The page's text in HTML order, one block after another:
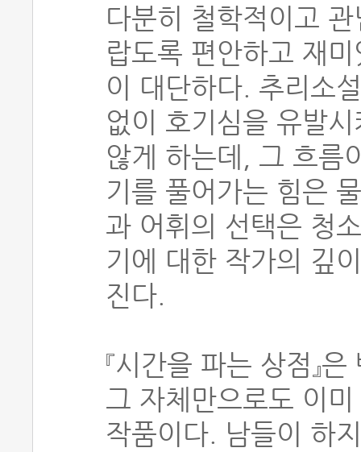
다분히 철학적이고
랍도록 편안하고 재
이 대단하다. 추리소
없이 호기심을 유발
않게 하는데, 그 흐름
기를 풀어가는 힘은
과 어휘의 선택은 청
기에 대한 작가의 깊
진다.
『시간을 파는 상점』
그 자체만으로도 이
작품이다. 남들이 하